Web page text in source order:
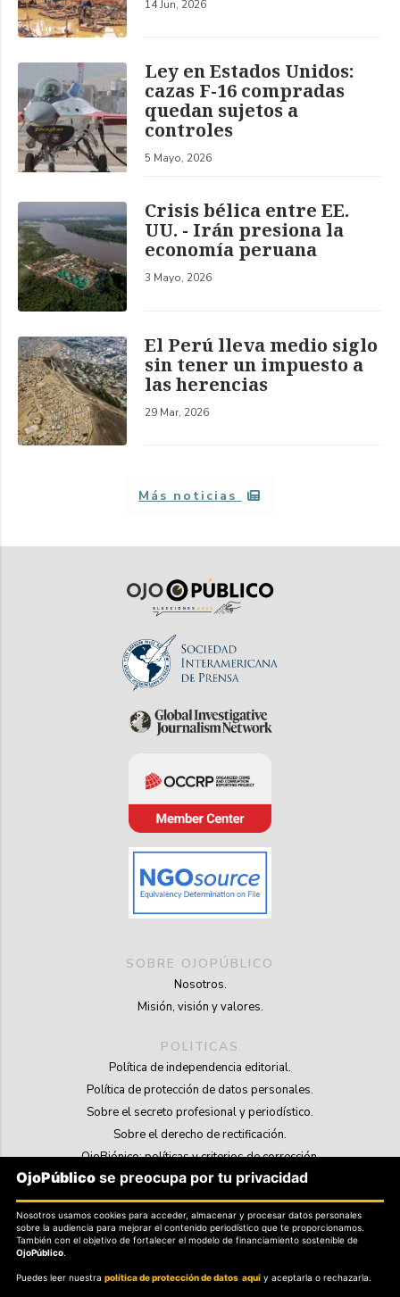
14 Jun, 2026
Ley en Estados Unidos:
cazas F-16 compradas
quedan sujetos a
controles
5 Mayo, 2026
Crisis bélica entre EE.
UU. - Irán presiona la
economía peruana
3 Mayo, 2026
El Perú lleva medio siglo
sin tener un impuesto a
las herencias
29 Mar, 2026
Más noticias
SOBRE OJOPÚBLICO
Nosotros.
Misión, visión y valores.
POLITICAS
Política de independencia editorial.
Política de protección de datos personales.
Sobre el secreto profesional y periodístico.
Sobre el derecho de rectificación.
OjoBiónico: políticas y criterios de corrección.
Sobre libertad de información frente a pedidos de retiro de contenidos.
SOSTENIBILIDAD
La Tienda de OjoPúblico.
OjoLab.
OjoPúblico se preocupa por tu privacidad
Nosotros usamos cookies para acceder, almacenar y procesar datos personales
sobre la audiencia para mejorar el contenido periodístico que te proporcionamos.
También con el objetivo de fortalecer el modelo de financiamiento sostenible de
OjoPúblico.
Puedes leer nuestrapolítica de protección de datos aquí y aceptarla o rechazarla.